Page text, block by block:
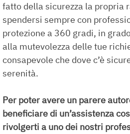
fatto della sicurezza la propria
spendersi sempre con
protezione a 360 gradi, in
alla mutevolezza delle tue
consapevole che dove c’è
serenità.
Per poter avere un parere
beneficiare di un’assistenza
rivolgerti a uno dei nostri